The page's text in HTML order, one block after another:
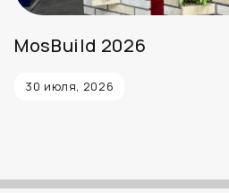
MosBuild 2026
30 июля, 2026